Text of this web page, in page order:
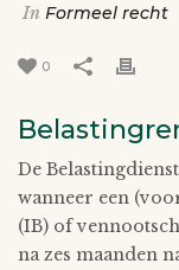
In Formeel recht
0
De
wanneer een
(IB) of
na zes maanden